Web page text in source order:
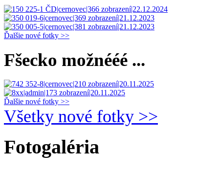
Ďalšie nové fotky >>
Fšecko možnééé ...
Ďalšie nové fotky >>
Všetky nové fotky >>
Fotogaléria